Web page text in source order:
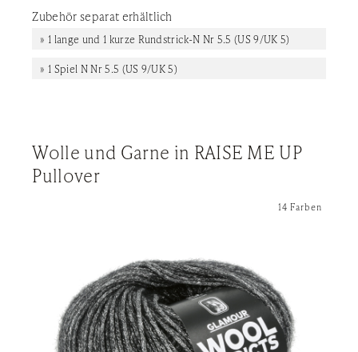
Zubehör separat erhältlich
» 1 lange und 1 kurze Rundstrick-N Nr 5.5 (US 9/UK 5)
» 1 Spiel N Nr 5.5 (US 9/UK 5)
Wolle und Garne in RAISE ME UP
Pullover
14 Farben